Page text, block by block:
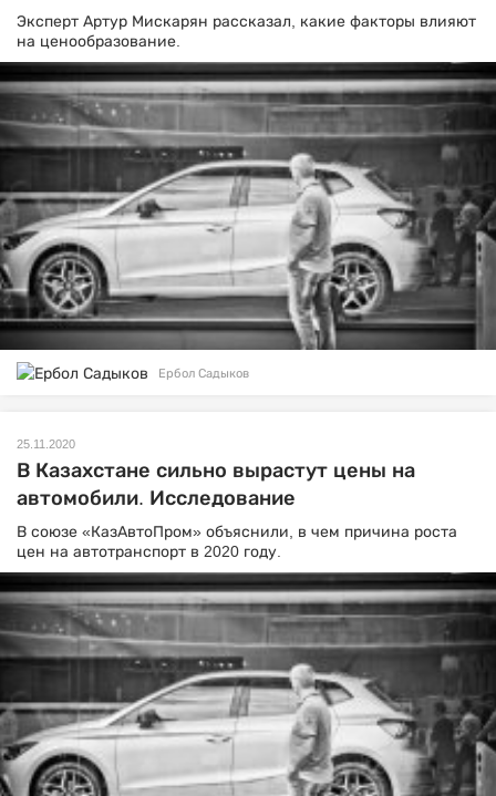
Эксперт Артур Мискарян рассказал, какие факторы влияют
на ценообразование.
Ербол Садыков
25.11.2020
В Казахстане сильно вырастут цены на
автомобили. Исследование
В союзе «КазАвтоПром» объяснили, в чем причина роста
цен на автотранспорт в 2020 году.